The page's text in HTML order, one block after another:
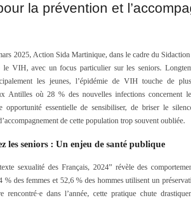
la prévention et
2025, Action Sida Martinique, dans le cadre du
le VIH, avec un focus particulier sur les seniors.
les jeunes, l’épidémie de VIH touche de
Antilles où 28 % des nouvelles infections concernent
opportunité essentielle de sensibiliser, de briser le
de cette population trop souvent oubliée.
les seniors : Un enjeu de santé publique
sexualité des Français, 2024” révèle des
% des femmes et 52,6 % des hommes utilisent un
rencontré·e dans l’année, cette pratique chute